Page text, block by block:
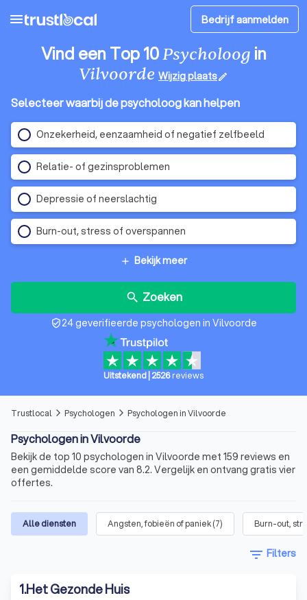
menu Bedrijf aanmelden
Vind een Top 10Psycholoog in
Vilvoorde Wijzig plaatsedit
Selecteer waarbij de psycholoog kan helpen
Onzekerheid, eenzaamheid of negatief zelfbeeld
Relatie- of gezinsproblemen
Depressie of neerslachtig
Burn-out, stress of overspannen
add Bekijk meer
search Zoeken
verified_user24 geverifieerde psychologen in Vilvoorde
Uitstekend 2526reviews
Trustlocal arrow_forward_ios Psychologen arrow_forward_ios Psychologen in Vilvoorde
Psychologen in Vilvoorde
Bekijk de top 10 psychologen in Vilvoorde met 159 reviews en
een gemiddelde score van 8.2. Vergelijk en ontvang gratis vier
offertes.
Alle diensten Angsten, fobieën of paniek(7) Burn-out,
filter_list Filters
1.Het Gezonde Huis